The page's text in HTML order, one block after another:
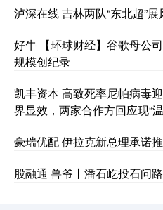
泸深在线 吉林两队“东北超”展
好牛 【环球财经】谷歌母公
规模创纪录
凯丰资本 高致死率尼帕病毒
界显效，两家合作方回应现“
豪瑞优配 伊拉克新总理承诺
股融通 兽爷丨潘石屹投石问路